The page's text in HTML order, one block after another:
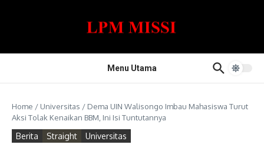
Menu Utama
Home / Universitas / Dema UIN Walisongo Imbau Mahasiswa Turut
Aksi Tolak Kenaikan BBM, Ini Isi Tuntutannya
Berita Straight Universitas